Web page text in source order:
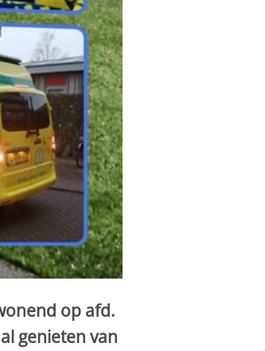
op afd.
genieten van